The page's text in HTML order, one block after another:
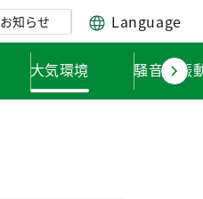
お知らせ Language
大気環境 騒音・振